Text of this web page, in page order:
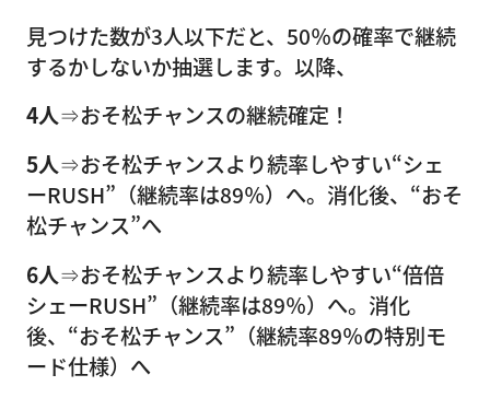
見つけた数が3人以下だと、50％の確率で継続
するかしないか抽選します。以降、
4人⇒おそ松チャンスの継続確定！
5人⇒おそ松チャンスより続率しやすい“シェ
ーRUSH”（継続率は89％）へ。消化後、“おそ
松チャンス”へ
6人⇒おそ松チャンスより続率しやすい“倍倍
シェーRUSH”（継続率は89％）へ。消化
後、“おそ松チャンス”（継続率89％の特別モ
ード仕様）へ